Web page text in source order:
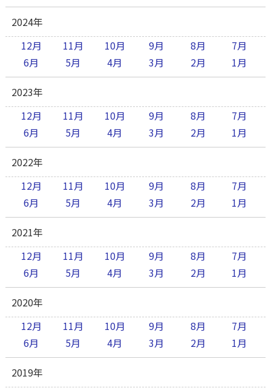
2024年
12月
11月 10月 9月 8月
7月
6月
5月 4月 3月 2月 1月
2023年
12月
11月 10月 9月 8月
7月
6月
5月 4月 3月 2月 1月
2022年
12月
11月 10月 9月 8月
7月
6月
5月 4月 3月 2月 1月
2021年
12月
11月 10月 9月 8月
7月
6月
5月 4月 3月 2月 1月
2020年
12月
11月 10月 9月 8月
7月
6月
5月 4月 3月 2月 1月
2019年